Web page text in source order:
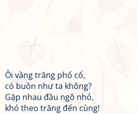
Ôi vầng trăng phố cổ,
có buồn như ta không?
Gặp nhau đầu ngõ nhỏ,
khó theo trăng đến cùng!